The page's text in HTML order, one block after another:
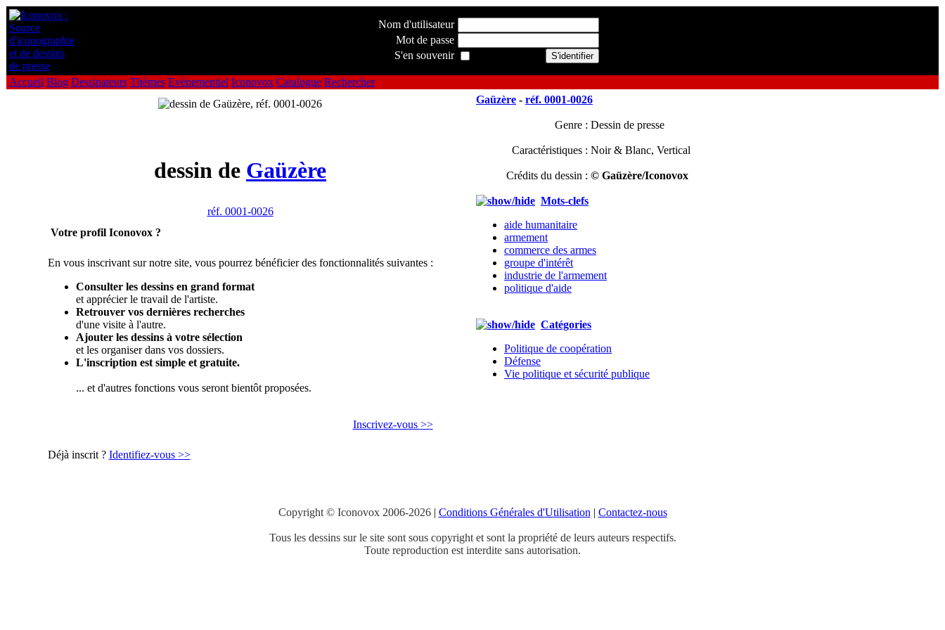
Nom d'utilisateur
Mot de passe
S'en souvenir
Accueil Blog Dessinateurs Thèmes Evénementiel Iconovox Catalogue Rechercher
dessin de Gaüzère
réf. 0001-0026
Votre profil Iconovox ?
En vous inscrivant sur notre site, vous pourrez bénéficier des fonctionnalités suivantes :
Consulter les dessins en grand format
et apprécier le travail de l'artiste.
Retrouver vos dernières recherches
d'une visite à l'autre.
Ajouter les dessins à votre sélection
et les organiser dans vos dossiers.
L'inscription est simple et gratuite.
... et d'autres fonctions vous seront bientôt proposées.
Inscrivez-vous >>
Déjà inscrit ? Identifiez-vous >>
Gaüzère - réf. 0001-0026
Genre : Dessin de presse
Caractéristiques : Noir & Blanc, Vertical
Crédits du dessin : © Gaüzère/Iconovox
Mots-clefs
aide humanitaire
armement
commerce des armes
groupe d'intérêt
industrie de l'armement
politique d'aide
Catégories
Politique de coopération
Défense
Vie politique et sécurité publique
Copyright © Iconovox 2006-2026| Conditions Générales d'Utilisation | Contactez-nous
Tous les dessins sur le site sont sous copyright et sont la propriété de leurs auteurs respectifs.
Toute reproduction est interdite sans autorisation.